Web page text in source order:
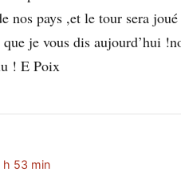
nos pays ,et le tour sera
je vous dis aujourd’hui
! E Poix
h 53 min